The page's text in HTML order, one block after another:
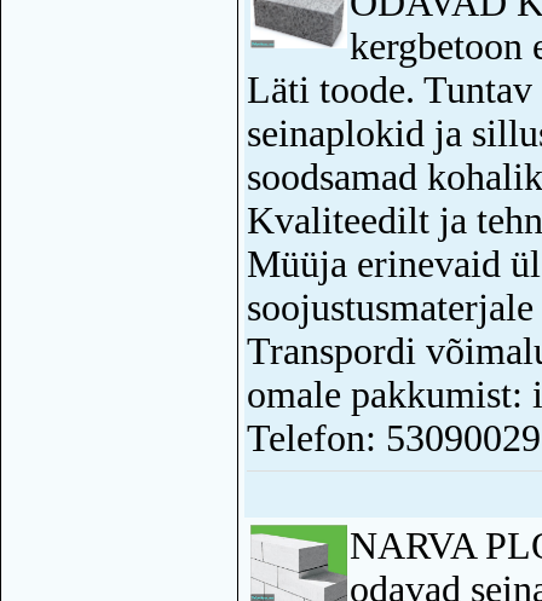
kergbetoon
Läti toode.
seinaplokid ja
soodsamad
Kvaliteedilt ja
Müüja erinevaid
Transpordi
omale pakkumist:
Telefon: 53090029
NARVA
odavad